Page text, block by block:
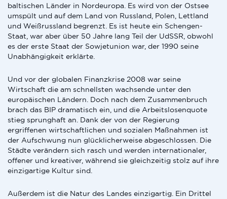
baltischen Länder in Nordeuropa. Es wird von der Ostsee
umspült und auf dem Land von Russland, Polen, Lettland
und Weißrussland begrenzt. Es ist heute ein Schengen-
Staat, war aber über 50 Jahre lang Teil der UdSSR, obwohl
es der erste Staat der Sowjetunion war, der 1990 seine
Unabhängigkeit erklärte.
Und vor der globalen Finanzkrise 2008 war seine
Wirtschaft die am schnellsten wachsende unter den
europäischen Ländern. Doch nach dem Zusammenbruch
brach das BIP dramatisch ein, und die Arbeitslosenquote
stieg sprunghaft an. Dank der von der Regierung
ergriffenen wirtschaftlichen und sozialen Maßnahmen ist
der Aufschwung nun glücklicherweise abgeschlossen. Die
Städte verändern sich rasch und werden internationaler,
offener und kreativer, während sie gleichzeitig stolz auf ihre
einzigartige Kultur sind.
Außerdem ist die Natur des Landes einzigartig. Ein Drittel